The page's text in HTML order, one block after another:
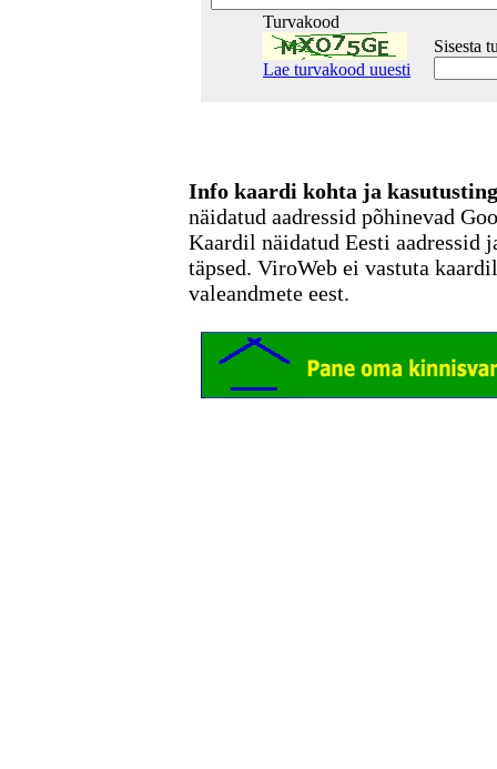
Turvakood
Lae turvakood uuesti
Sisesta
Info kaardi kohta ja
näidatud aadressid põhinevad
Kaardil näidatud Eesti aadressid
täpsed. ViroWeb ei vastuta
valeandmete eest.